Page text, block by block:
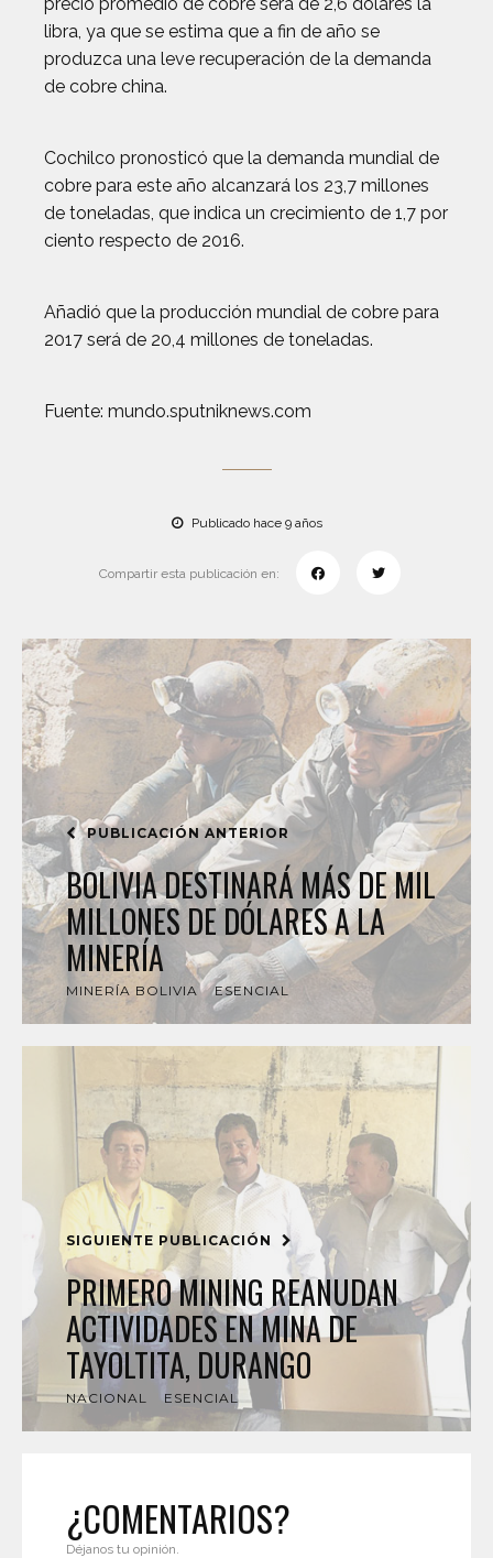
libra, ya que se estima que a fin de año se
produzca una leve recuperación de la demanda
de cobre china.
Cochilco pronosticó que la demanda mundial de
cobre para este año alcanzará los 23,7 millones
de toneladas, que indica un crecimiento de 1,7 por
ciento respecto de 2016.
Añadió que la producción mundial de cobre para
2017 será de 20,4 millones de toneladas.
Fuente: mundo.sputniknews.com
Publicado hace 9 años
Compartir esta publicación en:
PUBLICACIÓN ANTERIOR
BOLIVIA DESTINARÁ MÁS DE MIL
MILLONES DE DÓLARES A LA
MINERÍA
MINERÍA BOLIVIA ESENCIAL
SIGUIENTE PUBLICACIÓN
PRIMERO MINING REANUDAN
ACTIVIDADES EN MINA DE
TAYOLTITA, DURANGO
NACIONAL ESENCIAL
¿COMENTARIOS?
Déjanos tu opinión.